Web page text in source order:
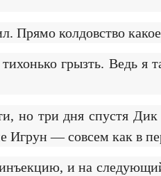
колдовство
грызть. Ведь я
но три дня спустя
Игрун — совсем как в
и на